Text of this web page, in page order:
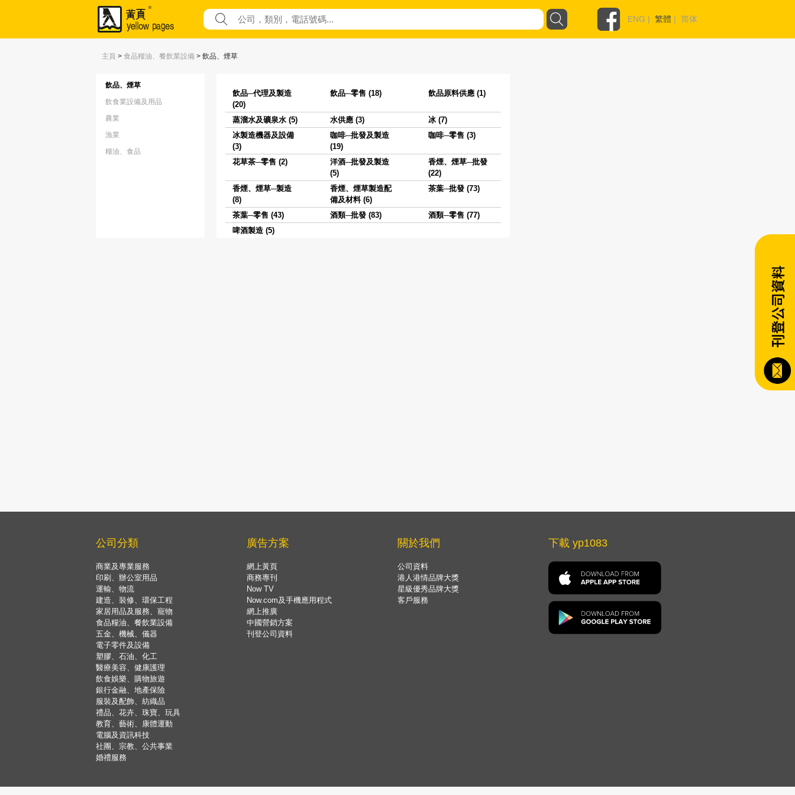
ENG | 繁體 | 简体
主頁 > 食品糧油、餐飲業設備 > 飲品、煙草
飲品、煙草
飲食業設備及用品
農業
漁業
糧油、食品
飲品─代理及製造
(20)
飲品─零售 (18) 飲品原料供應 (1)
蒸溜水及礦泉水 (5) 水供應 (3)
冰 (7)
冰製造機器及設備
(3)
咖啡─批發及製造
(19)
咖啡─零售 (3)
花草茶─零售 (2)
洋酒─批發及製造
(5)
香煙、煙草─批發
(22)
香煙、煙草─製造
(8)
香煙、煙草製造配
備及材料 (6)
茶葉─批發 (73)
茶葉─零售 (43) 酒類─批發 (83)
酒類─零售 (77)
啤酒製造 (5)
公司分類
商業及專業服務
印刷、辦公室用品
運輸、物流
建造、裝修、環保工程
家居用品及服務、寵物
食品糧油、餐飲業設備
五金、機械、儀器
電子零件及設備
塑膠、石油、化工
醫療美容、健康護理
飲食娛樂、購物旅遊
銀行金融、地產保險
服裝及配飾、紡織品
禮品、花卉、珠寶、玩具
教育、藝術、康體運動
電腦及資訊科技
社團、宗教、公共事業
婚禮服務
廣告方案
網上黃頁
商務專刊
Now TV
Now.com及手機應用程式
網上推廣
中國營銷方案
刊登公司資料
關於我們
公司資料
港人港情品牌大獎
星級優秀品牌大獎
客戶服務
下載 yp1083